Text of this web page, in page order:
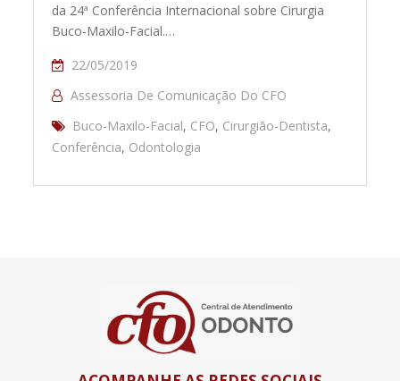
da 24ª Conferência Internacional sobre Cirurgia
Buco-Maxilo-Facial.…
22/05/2019
Assessoria De Comunicação Do CFO
Buco-Maxilo-Facial, CFO, Cirurgião-Dentista,
Conferência, Odontologia